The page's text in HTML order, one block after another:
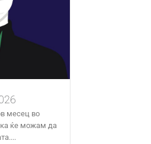
месец во
ќе можам да